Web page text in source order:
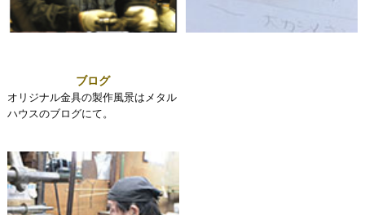
ブログ
オリジナル金具の製作風景はメタル
ハウスのブログにて。